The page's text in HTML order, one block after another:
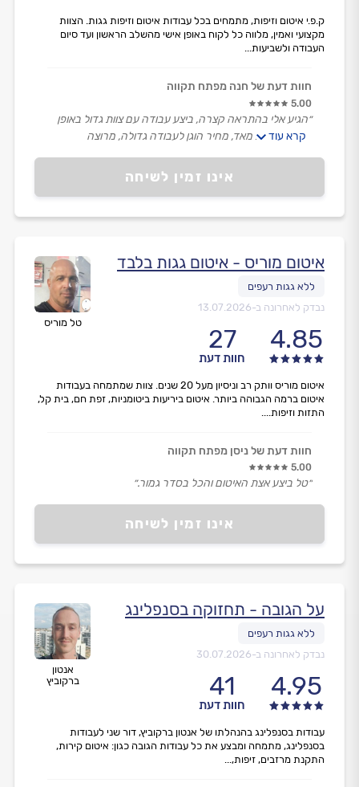
אינו זמין לשיחה
ק.פ.י איטום וזיפות, מתמחים בכל עבודות איטום וזיפות גגות. הצוות
מקצועי ואמין, מלווה כל לקוח באופן אישי מהשלב הראשון ועד סיום
העבודה ולשביעות...
חוות דעת של חנה מפתח תקווה
5.00
״הגיע אלי בהתראה קצרה, ביצע עבודה עם צוות גדול באופן
מקצועי, אדיב מאד, מחיר הוגן לעבודה גדולה, מרוצה
קרא עוד
טל מוריס
איטום מוריס - איטום גגות בלבד
נבדק לאחרונה ב-13.07.2026
4.85
27
חוות דעת
אינו זמין לשיחה
איטום מוריס וותק רב וניסיון מעל 20 שנים. צוות שמתמחה בעבודות
איטום ברמה הגבוהה ביותר. איטום ביריעות ביטומניות, זפת חם, בית קל,
התזות וזיפות....
חוות דעת של ניסן מפתח תקווה
5.00
״טל ביצע אצת האיטום והכל בסדר גמור.״
אנטון
ברקוביץ
על הגובה - תחזוקה בסנפלינג
נבדק לאחרונה ב-30.07.2026
4.95
41
חוות דעת
עבודות בסנפלינג בהנהלתו של אנטון ברקוביץ, דור שני לעבודות
בסנפלינג, מתמחה ומבצע את כל עבודות הגובה כגון: איטום קירות,
התקנת מרזבים, זיפות,...